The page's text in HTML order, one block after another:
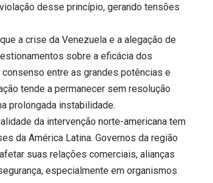
desse princípio, gerando tensões
a crise da Venezuela e a alegação de
sobre a eficácia dos
entre as grandes potências e
tende a permanecer sem resolução
prolongada instabilidade.
da intervenção norte-americana tem
da América Latina. Governos da região
suas relações comerciais, alianças
especialmente em organismos